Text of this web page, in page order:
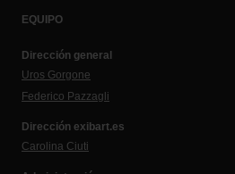
EQUIPO
Dirección general
Uros Gorgone
Federico Pazzagli
Dirección exibart.es
Carolina Ciuti